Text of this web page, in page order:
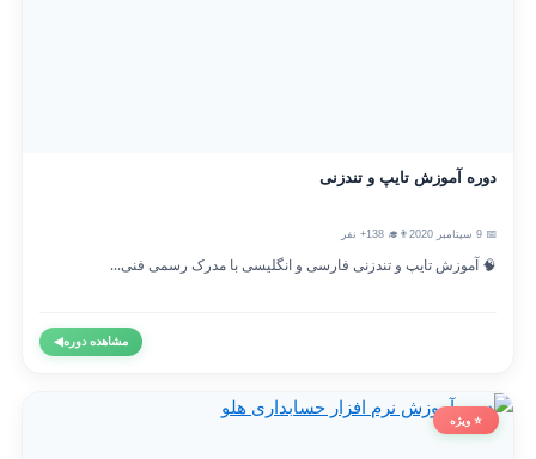
دوره آموزش تایپ و تندزنی
👨‍🎓 138+ نفر
🧠 آموزش تایپ و تندزنی فارسی و انگلیسی با مدرک رسمی فنی...
مشاهده دوره◀
⭐ ویژه